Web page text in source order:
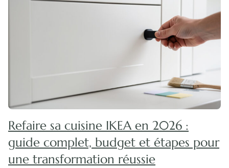
Refaire sa cuisine IKEA en 2026 :
guide complet, budget et étapes pour
une transformation réussie